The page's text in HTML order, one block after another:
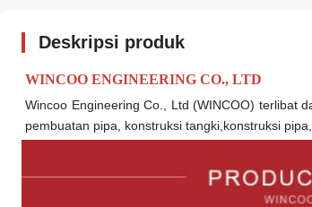
Deskripsi produk
WINCOO ENGINEERING CO., LTD
Wincoo Engineering Co., Ltd (WINCOO) terlibat
pembuatan pipa, konstruksi tangki,konstruksi